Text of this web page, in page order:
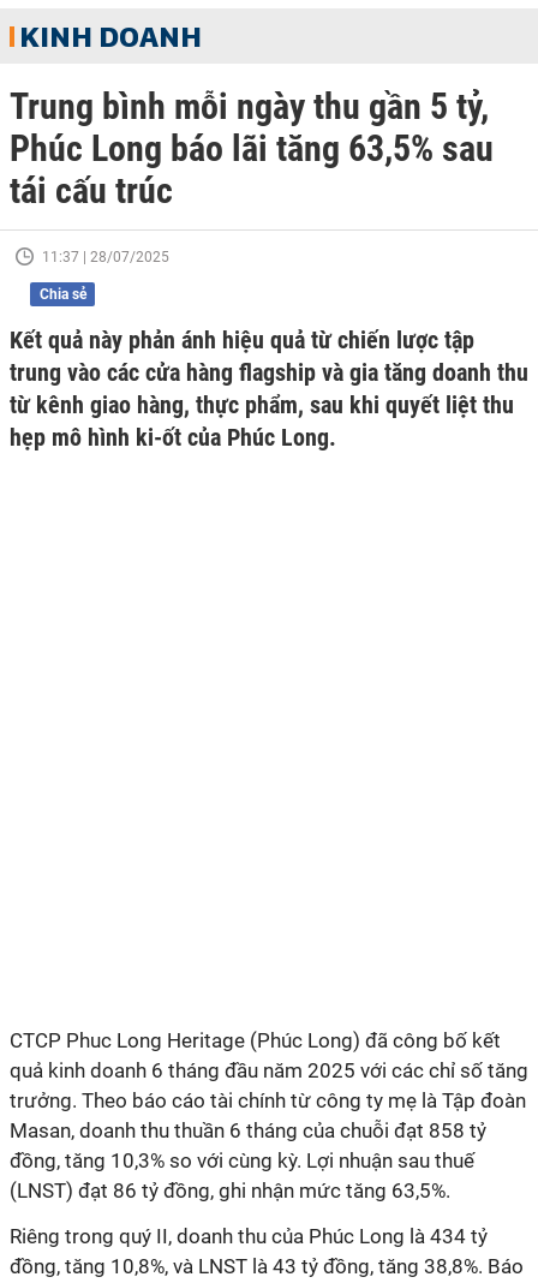
KINH DOANH
Trung bình mỗi ngày thu gần 5 tỷ,
Phúc Long báo lãi tăng 63,5% sau
tái cấu trúc
11:37 | 28/07/2025
Chia sẻ
Kết quả này phản ánh hiệu quả từ chiến lược tập
trung vào các cửa hàng flagship và gia tăng doanh thu
từ kênh giao hàng, thực phẩm, sau khi quyết liệt thu
hẹp mô hình ki-ốt của Phúc Long.
CTCP Phuc Long Heritage (Phúc Long) đã công bố kết
quả kinh doanh 6 tháng đầu năm 2025 với các chỉ số tăng
trưởng. Theo báo cáo tài chính từ công ty mẹ là Tập đoàn
Masan, doanh thu thuần 6 tháng của chuỗi đạt 858 tỷ
đồng, tăng 10,3% so với cùng kỳ. Lợi nhuận sau thuế
(LNST) đạt 86 tỷ đồng, ghi nhận mức tăng 63,5%.
Riêng trong quý II, doanh thu của Phúc Long là 434 tỷ
đồng, tăng 10,8%, và LNST là 43 tỷ đồng, tăng 38,8%. Báo